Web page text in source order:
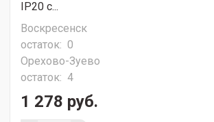
IP20 с...
Воскресенск
остаток: 0
Орехово-Зуево
остаток: 4
1 278 руб.